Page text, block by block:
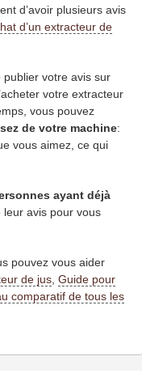
d’avoir plusieurs avis
d’un extracteur de
votre avis sur
votre extracteur
vous pouvez
de votre machine:
vous aimez, ce qui
ayant déjà
avis pour vous
pouvez vous aider
de jus Guide pour
comparatif de tous les